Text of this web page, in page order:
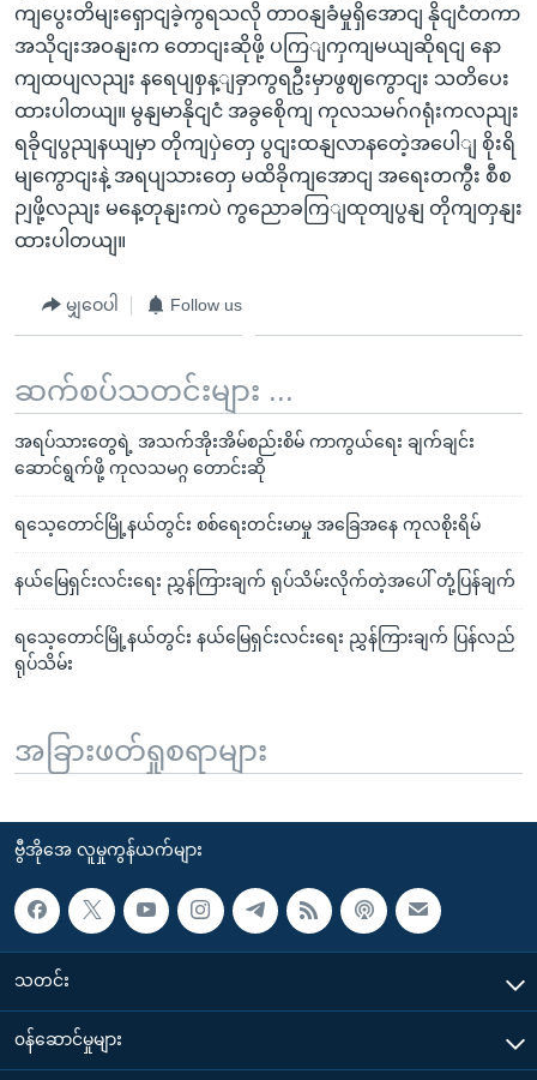
ကျပွေးတိမျးရှောငျခဲ့ကွရသလို တာဝနျခံမှုရှိအောငျ နိုငျငံတကာ
အသိုငျးအဝနျးက တောငျးဆိုဖို့ ပကြျကှကျမယျဆိုရငျ နော
ကျထပျလညျး နရေပျစှန့ျခှာကွရဦးမှာဖွဈကွောငျး သတိပေး
ထားပါတယျ။ မွနျမာနိုငျငံ အခွစေိုကျ ကုလသမဂ်ဂရုံးကလညျး
ရခိုငျပွညျနယျမှာ တိုကျပှဲတှေ ပွငျးထနျလာနတေဲ့အပေါျ စိုးရိ
မျကွောငျးနဲ့ အရပျသားတှေ မထိခိုကျအောငျ အရေးတကွီး စီစ
ဉျဖို့လညျး မနေ့တုနျးကပဲ ကွညောခကြျထုတျပွနျ တိုကျတှနျး
ထားပါတယျ။
မျှဝေပါ Follow us
ဆက်စပ်သတင်းများ ...
အရပ်သားတွေရဲ့ အသက်အိုးအိမ်စည်းစိမ် ကာကွယ်ရေး ချက်ချင်း
ဆောင်ရွက်ဖို့ ကုလသမဂ္ဂ တောင်းဆို
ရသေ့တောင်မြို့နယ်တွင်း စစ်ရေးတင်းမာမှု အခြေအနေ ကုလစိုးရိမ်
နယ်မြေရှင်းလင်းရေး ညွှန်ကြားချက် ရုပ်သိမ်းလိုက်တဲ့အပေါ် တုံ့ပြန်ချက်
ရသေ့တောင်မြို့နယ်တွင်း နယ်မြေရှင်းလင်းရေး ညွှန်ကြားချက် ပြန်လည်
ရုပ်သိမ်း
အခြားဖတ်ရှုစရာများ
ဗွီအိုအေ လူမှုကွန်ယက်များ
သတင်း
၀န်ဆောင်မှုများ